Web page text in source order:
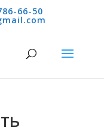
66-50